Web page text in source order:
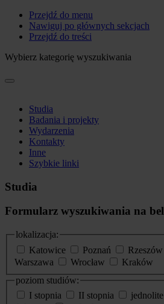
Przejdź do menu
Nawiguj po głównych sekcjach
Przejdź do treści
Wybierz kategorię wyszukiwania
Studia
Badania i projekty
Wydarzenia
Kontakty
Inne
Szybkie linki
Studia
Formularz wyszukiwania na
lokalizacja:
Katowice
Poznań Rzeszów
Warszawa
Wrocław
Kraków
poziom studiów:
I stopnia
II stopnia